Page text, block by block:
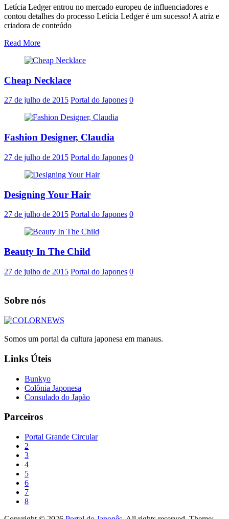
Letícia Ledger entrou no mercado europeu de influenciadores e
contou detalhes do processo Letícia Ledger é um sucesso! A atriz e
criadora de conteúdo
Read More
Cheap Necklace
27 de julho de 2015 Portal do Japones 0
Fashion Designer, Claudia
27 de julho de 2015 Portal do Japones 0
Designing Your Hair
27 de julho de 2015 Portal do Japones 0
Beauty In The Child
27 de julho de 2015 Portal do Japones 0
Sobre nós
Somos um portal da cultura japonesa em manaus.
Links Úteis
Bunkyo
Colônia Japonesa
Consulado do Japão
Parceiros
Portal Grande Circular
2
3
4
5
6
7
8